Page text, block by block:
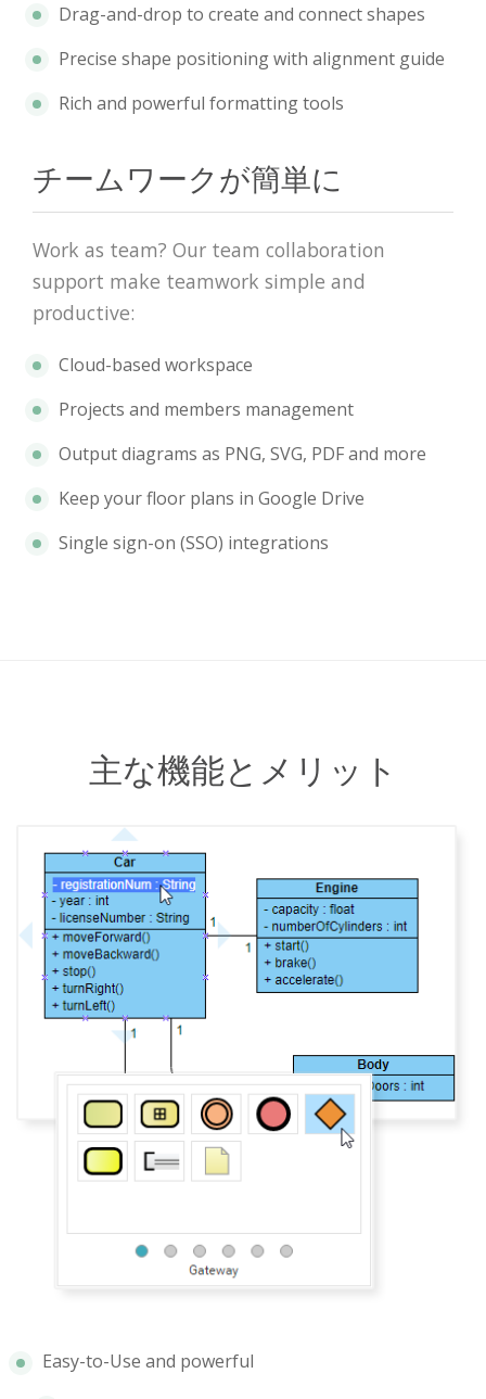
Drag-and-drop to create and connect shapes
Precise shape positioning with alignment guide
Rich and powerful formatting tools
チームワークが簡単に
Work as team? Our team collaboration
support make teamwork simple and
productive:
Cloud-based workspace
Projects and members management
Output diagrams as PNG, SVG, PDF and more
Keep your floor plans in Google Drive
Single sign-on (SSO) integrations
主な機能とメリット
Easy-to-Use and powerful